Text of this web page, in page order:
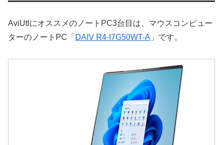
AviUtlにオススメのノートPC3台目は、マウスコンピュー
ターのノートPC「 DAIV R4-I7G50WT-A 」です。